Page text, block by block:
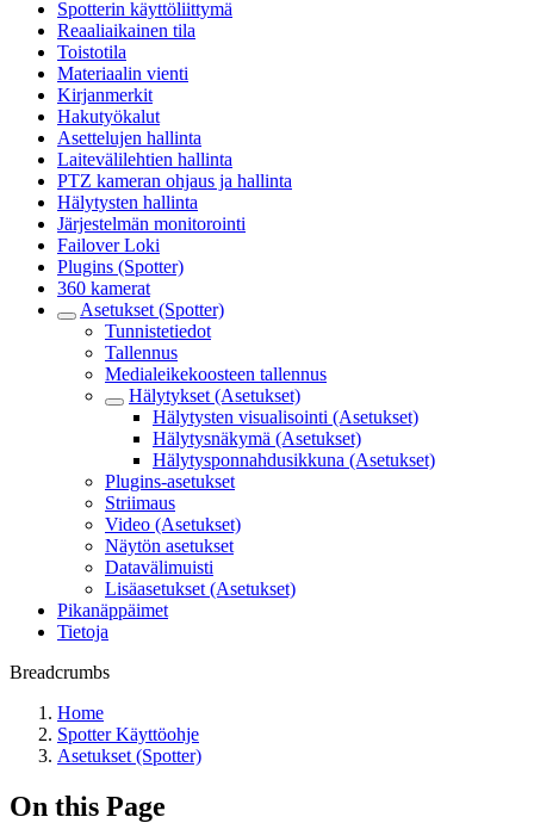
Spotterin käyttöliittymä
Reaaliaikainen tila
Toistotila
Materiaalin vienti
Kirjanmerkit
Hakutyökalut
Asettelujen hallinta
Laitevälilehtien hallinta
PTZ kameran ohjaus ja hallinta
Hälytysten hallinta
Järjestelmän monitorointi
Failover Loki
Plugins (Spotter)
360 kamerat
Asetukset (Spotter)
Tunnistetiedot
Tallennus
Medialeikekoosteen tallennus
Hälytykset (Asetukset)
Hälytysten visualisointi (Asetukset)
Hälytysnäkymä (Asetukset)
Hälytysponnahdusikkuna (Asetukset)
Plugins-asetukset
Striimaus
Video (Asetukset)
Näytön asetukset
Datavälimuisti
Lisäasetukset (Asetukset)
Pikanäppäimet
Tietoja
Breadcrumbs
Home
Spotter Käyttöohje
Asetukset (Spotter)
On this Page